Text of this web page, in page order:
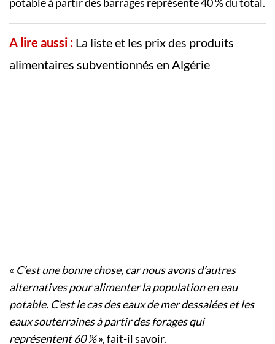
potable à partir des barrages représente 40 % du total.
A lire aussi : La liste et les prix des produits
alimentaires subventionnés en Algérie
« C’est une bonne chose, car nous avons d’autres
alternatives pour alimenter la population en eau
potable. C’est le cas des eaux de mer dessalées et les
eaux souterraines à partir des forages qui
représentent 60 %», fait-il savoir.